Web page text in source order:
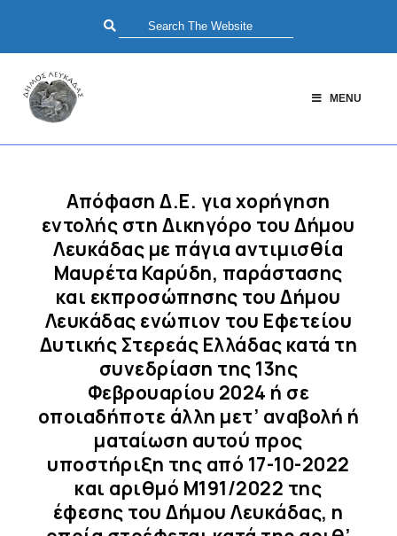
MENU
Απόφαση Δ.Ε. για xορήγηση
εντολής στη Δικηγόρο του Δήμου
Λευκάδας με πάγια αντιμισθία
Μαυρέτα Καρύδη, παράστασης
και εκπροσώπησης του Δήμου
Λευκάδας ενώπιον του Εφετείου
Δυτικής Στερεάς Ελλάδας κατά τη
συνεδρίαση της 13ης
Φεβρουαρίου 2024 ή σε
οποιαδήποτε άλλη μετ’ αναβολή ή
ματαίωση αυτού προς
υποστήριξη της από 17-10-2022
και αριθμό Μ191/2022 της
έφεσης του Δήμου Λευκάδας, η